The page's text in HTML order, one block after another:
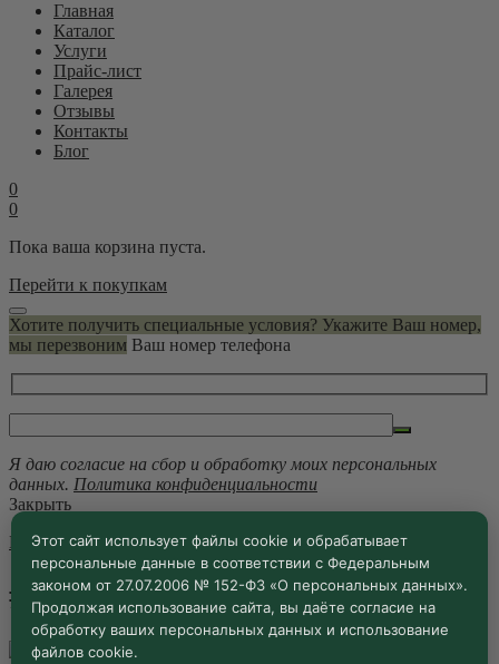
Главная
Каталог
Услуги
Прайс-лист
Галерея
Отзывы
Контакты
Блог
0
0
Пока ваша корзина пуста.
Перейти к покупкам
Хотите получить специальные условия? Укажите Ваш номер,
мы перезвоним Ваш номер телефона
Я даю согласие на сбор и обработку моих персональных
данных. Политика конфиденциальности
Закрыть
Главная /#УходЗаДеревьями
#УходЗаДеревьями
Этот сайт использует файлы cookie и обрабатывает
персональные данные в соответствии с Федеральным
законом от 27.07.2006 № 152-ФЗ «О персональных данных».
Продолжая использование сайта, вы даёте согласие на
обработку ваших персональных данных и использование
файлов cookie.